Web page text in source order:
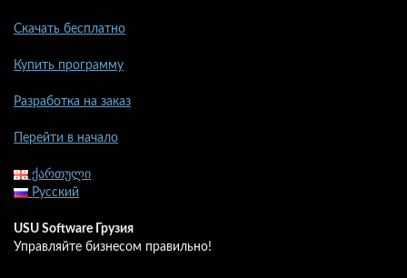
Скачать бесплатно
Купить программу
Разработка на заказ
Перейти в начало
ქართული
Русский
USU Software Грузия
Управляйте бизнесом правильно!